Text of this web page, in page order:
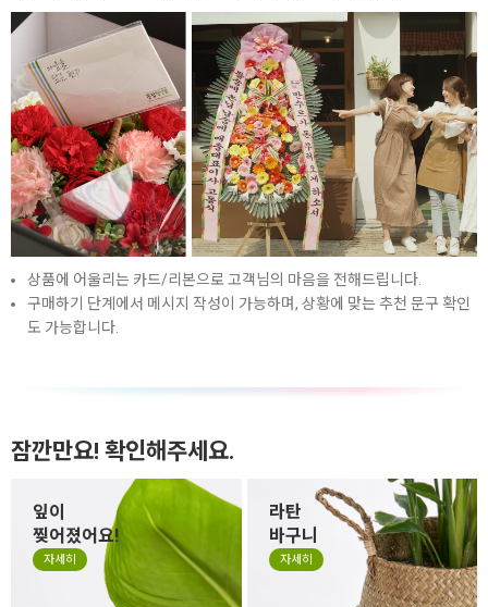
상품에 어울리는 카드/리본으로 고객님의 마음을 전해드립니다.
구매하기 단계에서 메시지 작성이 가능하며, 상황에 맞는 추천 문구 확인
도 가능합니다.
잠깐만요! 확인해주세요.
잎이
찢어졌어요!
자세히
잎사귀 식물의 경우 잎이 자람
에 따라 찢어짐 현상이 있을 수
있습니다. 이는 식물의 문제가
아닌 식물 자체의 특성입니다.
라탄
바구니
자세히
라탄바구니 안에 화분은 포트
분(기본 플라스틱 화분)으로
발송됩니다. 물을 주실때에는
라탄바구니에서 화분을 분리